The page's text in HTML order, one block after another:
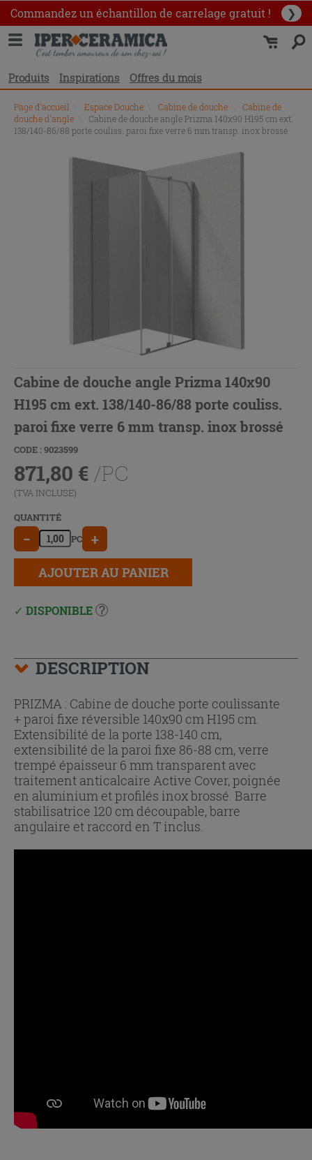
Commandez un échantillon de carrelage gratuit ! ❯
Produits Inspirations Offres du mois
Page d'accueil Espace Douche Cabine de douche
Cabine de
douche d'angle
Cabine de douche angle Prizma 140x90 H195 cm ext.
138/140-86/88 porte couliss. paroi fixe verre 6 mm transp. inox brossé
Cabine de douche angle Prizma 140x90
H195 cm ext. 138/140-86/88 porte couliss.
paroi fixe verre 6 mm transp. inox brossé
CODE : 9023599
871,80 € /PC
(TVA INCLUSE)
QUANTITÉ
− PC +
AJOUTER AU PANIER
DISPONIBLE
DESCRIPTION
PRIZMA : Cabine de douche porte coulissante
+ paroi fixe réversible 140x90 cm H195 cm.
Extensibilité de la porte 138-140 cm,
extensibilité de la paroi fixe 86-88 cm, verre
trempé épaisseur 6 mm transparent avec
traitement anticalcaire Active Cover, poignée
en aluminium et profilés inox brossé. Barre
stabilisatrice 120 cm découpable, barre
angulaire et raccord en T inclus.